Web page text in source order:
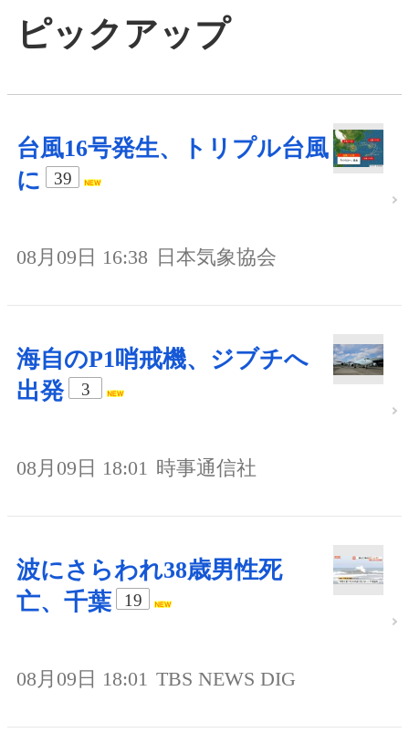
ピックアップ
台風16号発生、トリプル台風
に
39
08月09日 16:38 日本気象協会
海自のP1哨戒機、ジブチへ
出発
3
08月09日 18:01 時事通信社
波にさらわれ38歳男性死
亡、千葉
19
08月09日 18:01 TBS NEWS DIG